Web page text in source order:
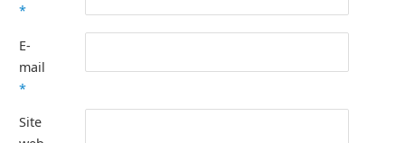
*
E-
mail
*
Site